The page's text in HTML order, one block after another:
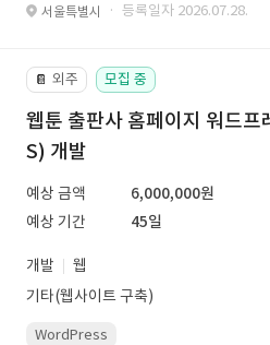
서울특별시 · 등록일자 2026.07.28.
📔 외주 모집 중
웹툰 출판사 홈페이지 워드프
S) 개발
예상 금액
6,000,000원
예상 기간
45일
개발
웹
기타(웹사이트 구축)
WordPress